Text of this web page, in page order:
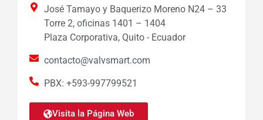
José Tamayo y Baquerizo Moreno N24 – 33
Torre 2, oficinas 1401 – 1404
Plaza Corporativa, Quito - Ecuador
contacto@valvsmart.com
PBX: +593-997799521
Visita la Página Web